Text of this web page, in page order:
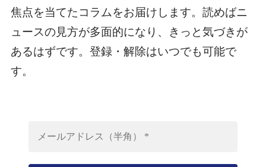
焦点を当てたコラムをお届けします。読めばニ
ュースの見方が多面的になり、きっと気づきが
あるはずです。登録・解除はいつでも可能で
す。